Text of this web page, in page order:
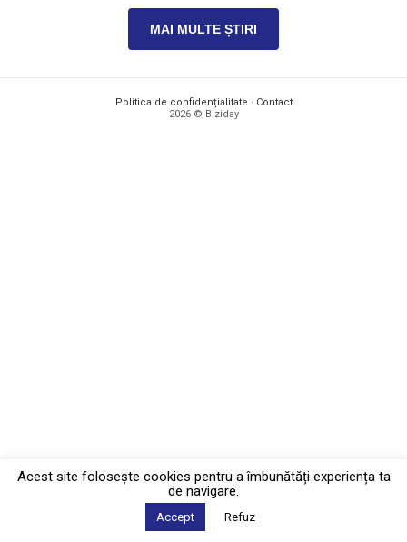
MAI MULTE ȘTIRI
Politica de confidențialitate · Contact
2026 © Biziday
Acest site foloseşte cookies pentru a îmbunătăți experiența ta
de navigare.
Accept Refuz